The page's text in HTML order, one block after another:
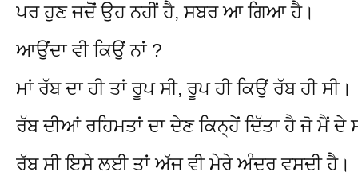
ਪਰ ਹੁਣ ਜਦੋਂ ਉਹ ਨਹੀਂ ਹੈ, ਸਬਰ ਆ ਗਿਆ ਹੈ।
ਆਉਂਦਾ ਵੀ ਕਿਉਂ ਨਾਂ ?
ਮਾਂ ਰੱਬ ਦਾ ਹੀ ਤਾਂ ਰੂਪ ਸੀ, ਰੂਪ ਹੀ ਕਿਉਂ ਰੱਬ ਹੀ ਸੀ।
ਰੱਬ ਦੀਆਂ ਰਹਿਮਤਾਂ ਦਾ ਦੇਣ ਕਿਨ੍ਹੇਂ ਦਿੱਤਾ ਹੈ ਜੋ ਮੈਂ ਦੇ
ਰੱਬ ਸੀ ਇਸੇ ਲਈ ਤਾਂ ਅੱਜ ਵੀ ਮੇਰੇ ਅੰਦਰ ਵਸਦੀ ਹੈ।